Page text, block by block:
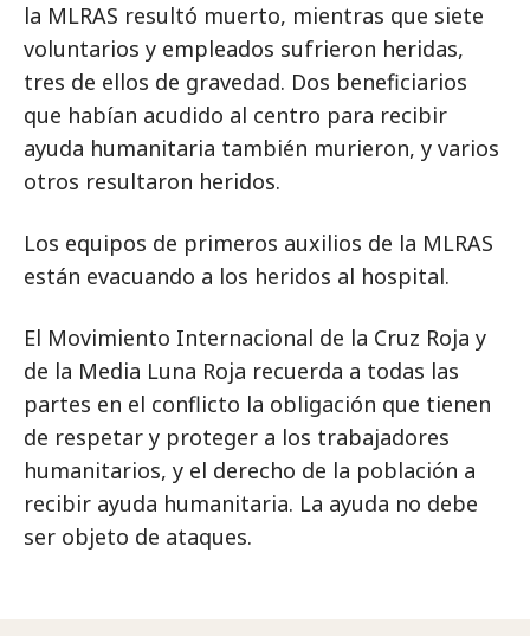
la MLRAS resultó muerto, mientras que siete
voluntarios y empleados sufrieron heridas,
tres de ellos de gravedad. Dos beneficiarios
que habían acudido al centro para recibir
ayuda humanitaria también murieron, y varios
otros resultaron heridos.
Los equipos de primeros auxilios de la MLRAS
están evacuando a los heridos al hospital.
El Movimiento Internacional de la Cruz Roja y
de la Media Luna Roja recuerda a todas las
partes en el conflicto la obligación que tienen
de respetar y proteger a los trabajadores
humanitarios, y el derecho de la población a
recibir ayuda humanitaria. La ayuda no debe
ser objeto de ataques.